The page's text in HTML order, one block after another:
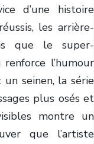
d’une histoire
les arrière-
que le super-
l’humour
un seinen, la série
plus osés et
montre un
que l’artiste